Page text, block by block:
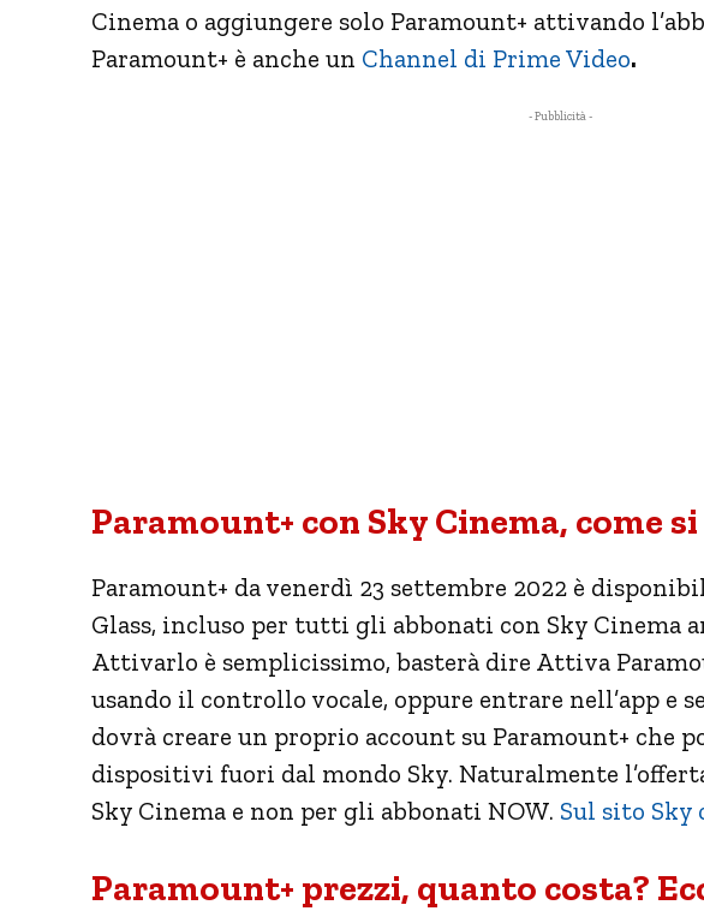
Cinema o aggiungere solo Paramount+ attivando
Paramount+ è anche un Channel di Prime Video.
- Pubblicità -
Paramount+ con Sky Cinema, come
Paramount+ da venerdì 23 settembre 2022 è
Glass, incluso per tutti gli abbonati con Sky Cinema
Attivarlo è semplicissimo, basterà dire Attiva
usando il controllo vocale, oppure entrare nell’app e
dovrà creare un proprio account su Paramount+ che
dispositivi fuori dal mondo Sky. Naturalmente
Sky Cinema e non per gli abbonati NOW. Sul sito Sky
Paramount+ prezzi, quanto costa?